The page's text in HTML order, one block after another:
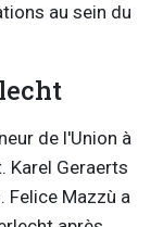
au sein du
de l'Union à
Karel Geraerts
Felice Mazzù a